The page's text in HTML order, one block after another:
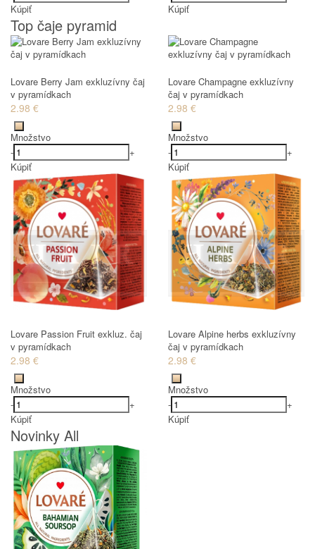
Kúpiť
Kúpiť
Top čaje pyramid
Lovare Berry Jam exkluzívny čaj
v pyramídkach
2.98 €
Množstvo
-
+
Kúpiť
Lovare Champagne exkluzívny
čaj v pyramídkach
2.98 €
Množstvo
-
+
Kúpiť
Lovare Passion Fruit exkluz. čaj
v pyramídkach
2.98 €
Množstvo
-
+
Kúpiť
Lovare Alpine herbs exkluzívny
čaj v pyramídkach
2.98 €
Množstvo
-
+
Kúpiť
Novinky All